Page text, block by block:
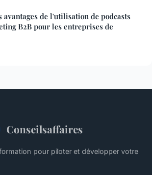
avantages de l'utilisation de podcasts
B2B pour les entreprises de
Conseilsaffaires
pour piloter et développer votre